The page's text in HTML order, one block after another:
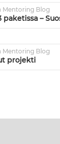
Mentoring Blog
paketissa –
Mentoring Blog
projekti